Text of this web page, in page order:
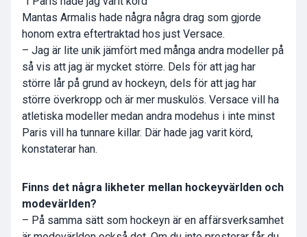
Mantas Armalis hade några några drag som gjorde
honom extra eftertraktad hos just Versace.
– Jag är lite unik jämfört med många andra modeller på
så vis att jag är mycket större. Dels för att jag har
större lår på grund av hockeyn, dels för att jag har
större överkropp och är mer muskulös. Versace vill ha
atletiska modeller medan andra modehus i inte minst
Paris vill ha tunnare killar. Där hade jag varit körd,
konstaterar han.
Finns det några likheter mellan hockeyvärlden och
modevärlden?
– På samma sätt som hockeyn är en affärsverksamhet